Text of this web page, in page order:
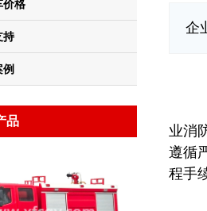
价格
持
例
品
企
业消
遵循
程手